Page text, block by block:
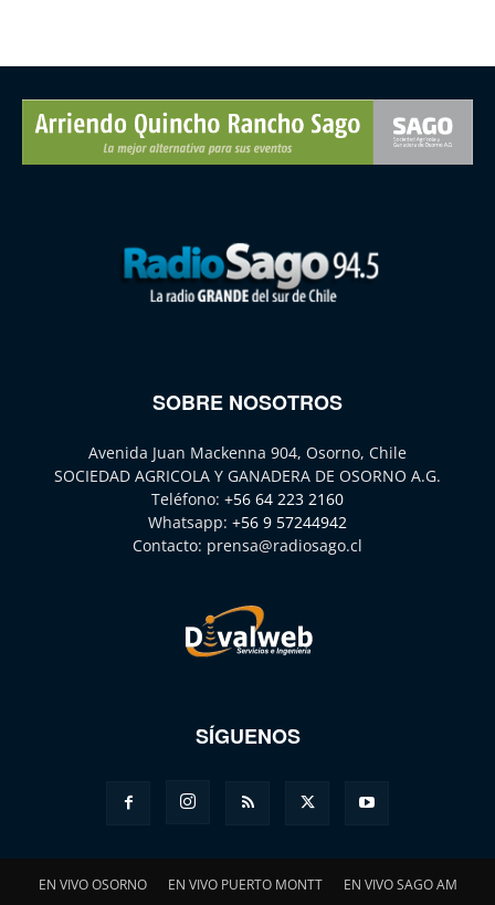
SOBRE NOSOTROS
Avenida Juan Mackenna 904, Osorno, Chile
SOCIEDAD AGRICOLA Y GANADERA DE OSORNO A.G.
Teléfono: +56 64 223 2160
Whatsapp: +56 9 57244942
Contacto: prensa@radiosago.cl
SÍGUENOS
EN VIVO OSORNO EN VIVO PUERTO MONTT EN VIVO SAGO AM